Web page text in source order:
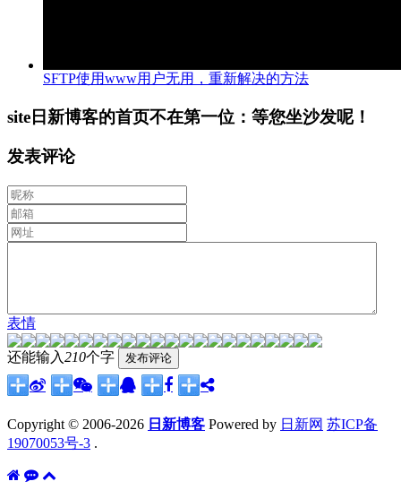
SFTP使用www用户无用，重新解决的方法
site日新博客的首页不在第一位：等您坐沙发呢！
发表评论
表情
还能输入210个字
Copyright © 2006-2026 日新博客 Powered by 日新网 苏ICP备
19070053号-3 .